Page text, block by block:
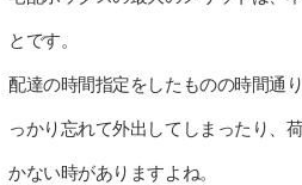
とです。
配達の時間指定をしたものの時間通
っかり忘れて外出してしまったり、
かない時がありますよね。